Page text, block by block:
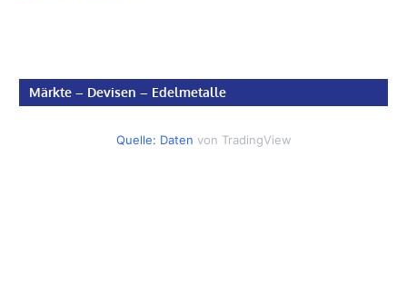
Märkte – Devisen – Edelmetalle
Quelle: Daten von TradingView